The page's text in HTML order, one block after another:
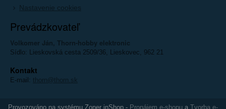
Nastavenie cookies
Prevádzkovateľ
Volkomer Ján, Thorn-hobby elektronic
Sídlo: Lieskovská cesta 2509/36, Lieskovec, 962 21
Kontakt
E-mail: thorn@thorn.sk
Provozováno na systému Zoner inShop - Pronájem e-shopu a Tvorba e-